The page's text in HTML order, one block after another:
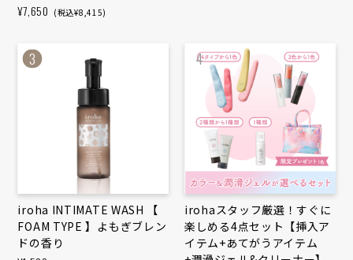
¥7,650 (税込¥8,415)
3
iroha INTIMATE WASH 【
FOAM TYPE 】よもぎブレン
ドの香り
4
irohaスタッフ厳選！すぐに
楽しめる4点セット【挿入ア
イテム+あてがうアイテム